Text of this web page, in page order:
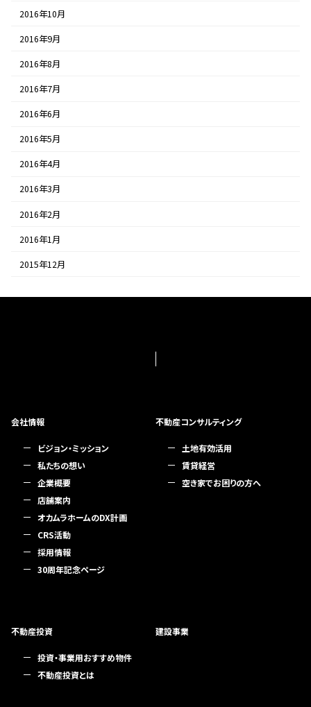
2016年10月
2016年9月
2016年8月
2016年7月
2016年6月
2016年5月
2016年4月
2016年3月
2016年2月
2016年1月
2015年12月
会社情報
ビジョン・ミッション
私たちの想い
企業概要
店舗案内
オカムラホームのDX計画
CRS活動
採用情報
30周年記念ページ
不動産コンサルティング
土地有効活用
賃貸経営
空き家でお困りの方へ
不動産投資
投資・事業用おすすめ物件
不動産投資とは
建設事業